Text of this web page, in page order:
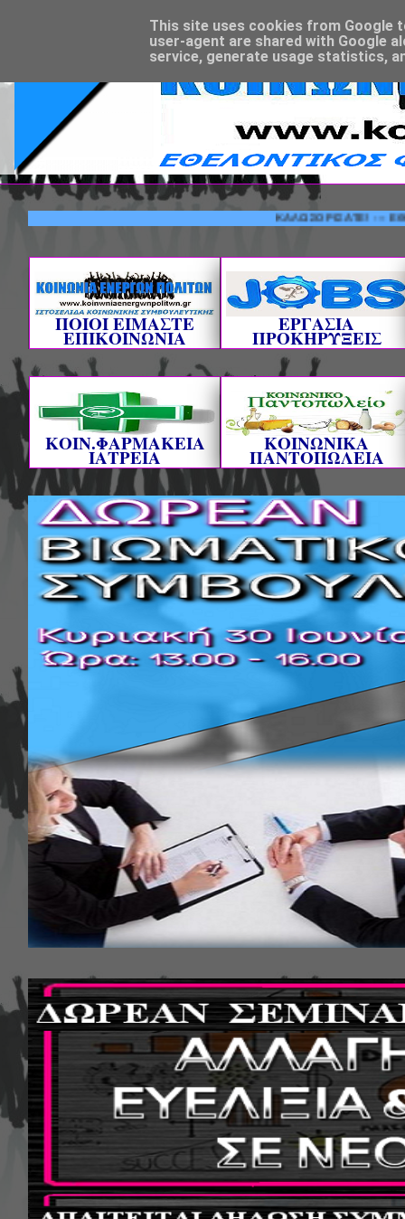
ΚΑΛΩΣΟΡΙΣΑΤΕ! ---
ΠΟΙΟΙ ΕΙΜΑΣΤΕ
ΕΠΙΚΟΙΝΩΝΙΑ
ΕΡΓΑΣΙΑ
ΠΡΟΚΗΡΥΞΕΙΣ
ΚΟΙΝ.ΦΑΡΜΑΚΕΙΑ
ΙΑΤΡΕΙΑ
ΚΟΙΝΩΝΙΚΑ
ΠΑΝΤΟΠΩΛΕΙΑ
This site uses cookies from Google
user-agent are shared with Google
service, generate usage statistics,